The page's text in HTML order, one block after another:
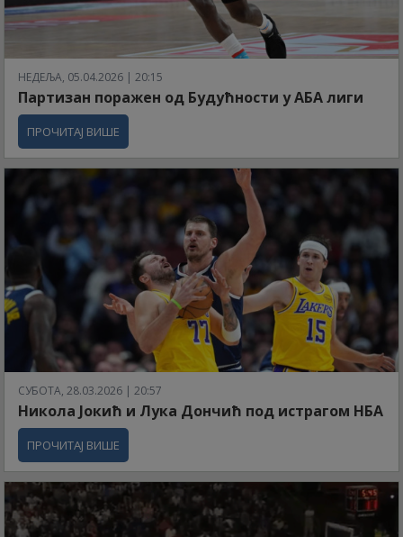
НЕДЕЉА, 05.04.2026 | 20:15
Партизан поражен од Будућности у АБА лиги
ПРОЧИТАЈ ВИШЕ
СУБОТА, 28.03.2026 | 20:57
Никола Јокић и Лука Дончић под истрагом НБА
ПРОЧИТАЈ ВИШЕ